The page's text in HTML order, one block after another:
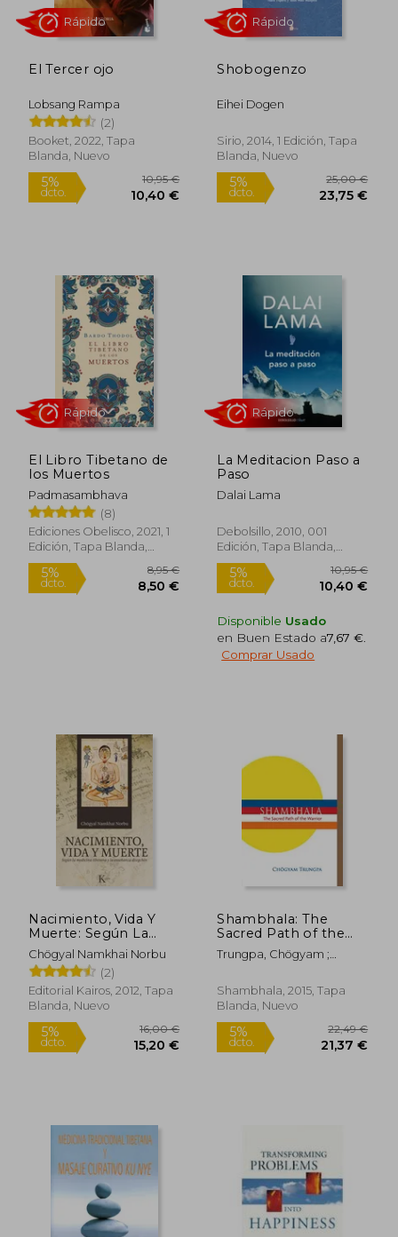
5%
dcto.
El Tercer ojo
Lobsang Rampa
(2)
Booket, 2022, Tapa
Blanda, Nuevo
5%
dcto. 10,40 €
Rápido
Shobogenzo
Eihei Dogen
Sirio, 2014, 1 Edición, Tapa
Blanda, Nuevo
5%
dcto.
El Libro Tibetano de
los Muertos
Padmasambhava
(8)
Ediciones Obelisco, 2021, 1
Edición, Tapa Blanda,
Nuevo
5%
dcto.
8,95 €
Rápido
La Meditacion Paso a
Paso
Dalai Lama
Debolsillo, 2010, 001
Edición, Tapa Blanda,
Nuevo
5%
dcto.
Rápido
Disponible Usado
en Buen Estado a7,67 €
Comprar Usado
Nacimiento, Vida Y
Muerte: Según La
Medicina Tibetana Y
La Enseñanza
Dzogchén (en Inglés)
Chögyal Namkhai Norbu
(2)
Editorial Kairos, 2012, Tapa
Blanda, Nuevo
Shambhala: The
Sacred Path of the
Warrior (en Inglés)
Trungpa, Chögyam ;
Mipham ; Gimian, Carolyn
Shambhala, 2015, Tapa
Blanda, Nuevo